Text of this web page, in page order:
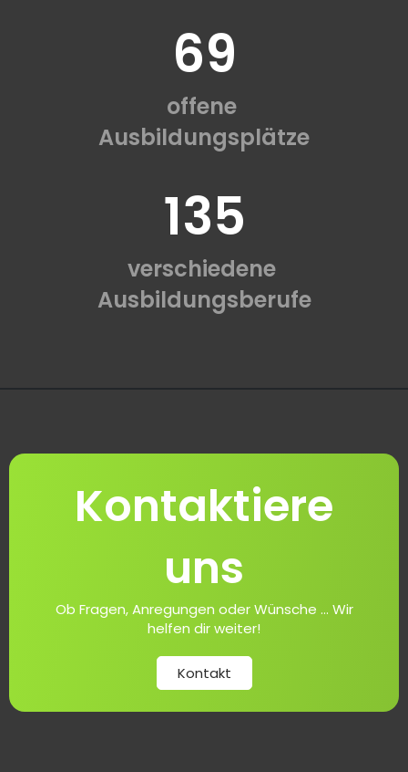
69
offene
Ausbildungsplätze
135
verschiedene
Ausbildungsberufe
Kontaktiere
uns
Ob Fragen, Anregungen oder Wünsche ... Wir
helfen dir weiter!
Kontakt